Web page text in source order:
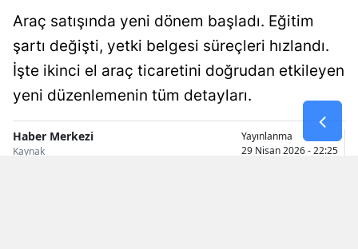
Mardin
Muğla
Muş
Niğde
Araç satışında yeni dönem başladı. Eğitim
şartı değişti, yetki belgesi süreçleri hızlandı.
İşte ikinci el araç ticaretini doğrudan etkileyen
yeni düzenlemenin tüm detayları.
Haber Merkezi
Kaynak
Yayınlanma
29 Nisan 2026 - 22:25